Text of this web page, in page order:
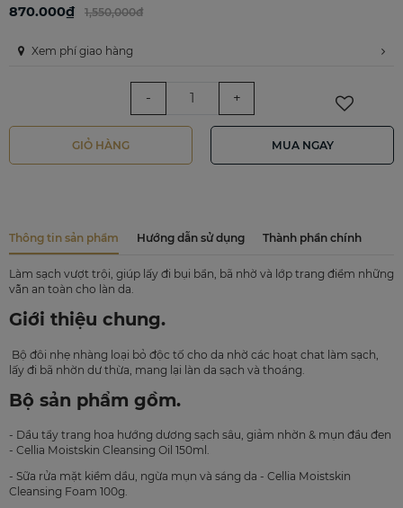
870.000₫ 1,550,000đ
Xem phí giao hàng
- +
GIỎ HÀNG MUA NGAY
Thông tin sản phẩm Hướng dẫn sử dụng Thành phần chính
Làm sạch vượt trội, giúp lấy đi bụi bẩn, bã nhờ và lớp trang điểm những
vẫn an toàn cho làn da.
Giới thiệu chung.
Bộ đôi nhẹ nhàng loại bỏ độc tố cho da nhờ các hoạt chat làm sạch,
lấy đi bã nhờn dư thừa, mang lại làn da sạch và thoáng.
Bộ sản phẩm gồm.
- Dầu tẩy trang hoa hướng dương sạch sâu, giảm nhờn & mụn đầu đen
- Cellia Moistskin Cleansing Oil 150ml.
- Sữa rửa mặt kiềm dầu, ngừa mụn và sáng da - Cellia Moistskin
Cleansing Foam 100g.